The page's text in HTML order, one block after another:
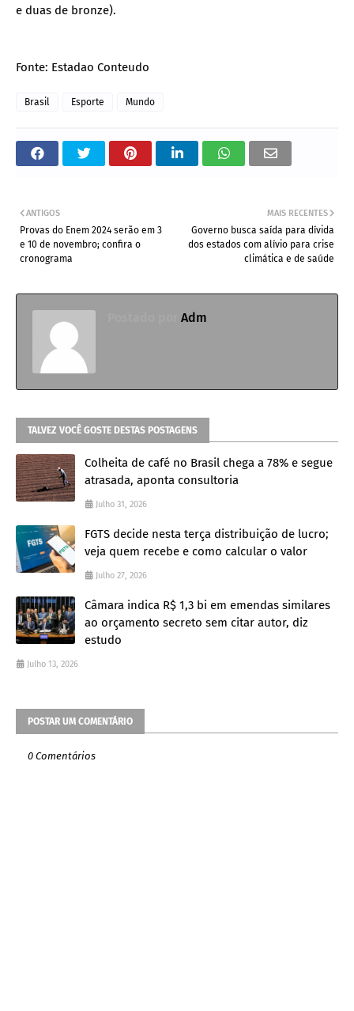
e duas de bronze).
Fonte: Estadao Conteudo
Brasil Esporte Mundo
MAIS RECENTES
Governo busca saída para dívida
dos estados com alívio para crise
climática e de saúde
ANTIGOS
Provas do Enem 2024 serão em 3
e 10 de novembro; confira o
cronograma
Adm
TALVEZ VOCÊ GOSTE DESTAS POSTAGENS
Colheita de café no Brasil chega a 78% e segue
atrasada, aponta consultoria
Julho 31, 2026
FGTS decide nesta terça distribuição de lucro;
veja quem recebe e como calcular o valor
Julho 27, 2026
Câmara indica R$ 1,3 bi em emendas similares
ao orçamento secreto sem citar autor, diz
estudo
Julho 13, 2026
POSTAR UM COMENTÁRIO
0 Comentários